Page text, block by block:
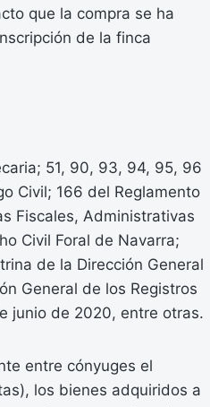
que la compra se ha
de la finca
51, 90, 93, 94, 95, 96
Civil; 166 del Reglamento
Fiscales, Administrativas
Civil Foral de Navarra;
de la Dirección General
General de los Registros
junio de 2020, entre otras.
entre cónyuges el
los bienes adquiridos a